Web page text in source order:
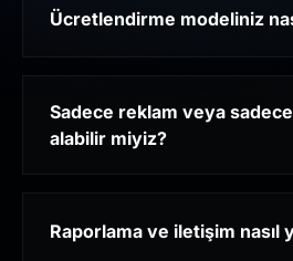
Ücretlendirme modeliniz
Sadece reklam veya
alabilir miyiz?
Raporlama ve iletişim nasıl